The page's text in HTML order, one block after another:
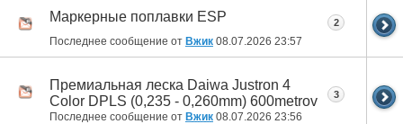
Маркерные поплавки ESP
Последнее сообщение от Вжик 08.07.2026 23:57
2
Премиальная леска Daiwa Justron 4
Color DPLS (0,235 - 0,260mm) 600metrov
Последнее сообщение от Вжик 08.07.2026 23:56
3